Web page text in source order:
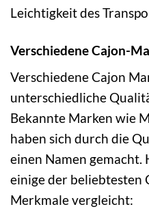
Leichtigkeit des
Verschiedene Cajon-
Verschiedene Cajon
unterschiedliche
Bekannte Marken wie
haben sich durch die
einen Namen gemacht.
einige der beliebtesten
Merkmale vergleicht: